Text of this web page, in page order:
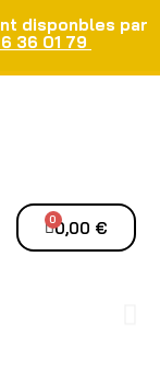
disponbles par
36 01 79
0,00 €